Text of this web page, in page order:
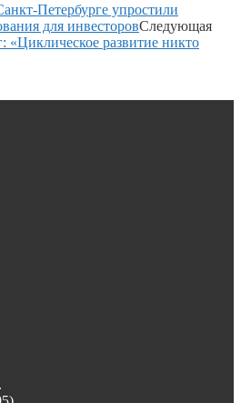
Петербурге упростили
для инвесторовСледующая
«Циклическое развитие никто